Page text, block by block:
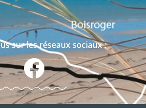
sur les réseaux sociaux :